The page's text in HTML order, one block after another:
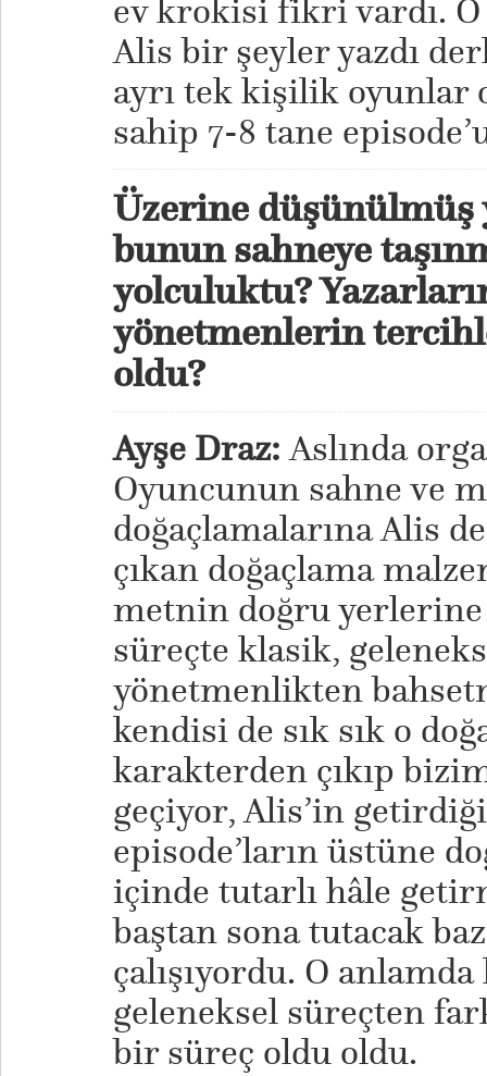
ev krokisi fikri vardı. O
Alis bir şeyler yazdı
ayrı tek kişilik oyunlar
sahip 7-8 tane
Üzerine düşünülmüş
bunun sahneye
yolculuktu?
yönetmenlerin
oldu?
Ayşe Draz:Aslında
Oyuncunun sahne ve
doğaçlamalarına Alis
çıkan doğaçlama
metnin doğru
süreçte klasik,
yönetmenlikten
kendisi de sık sık o
karakterden çıkıp
geçiyor, Alis’in
episode’ların üstüne
içinde tutarlı hâle
baştan sona tutacak
çalışıyordu. O
geleneksel süreçten
bir süreç oldu oldu.